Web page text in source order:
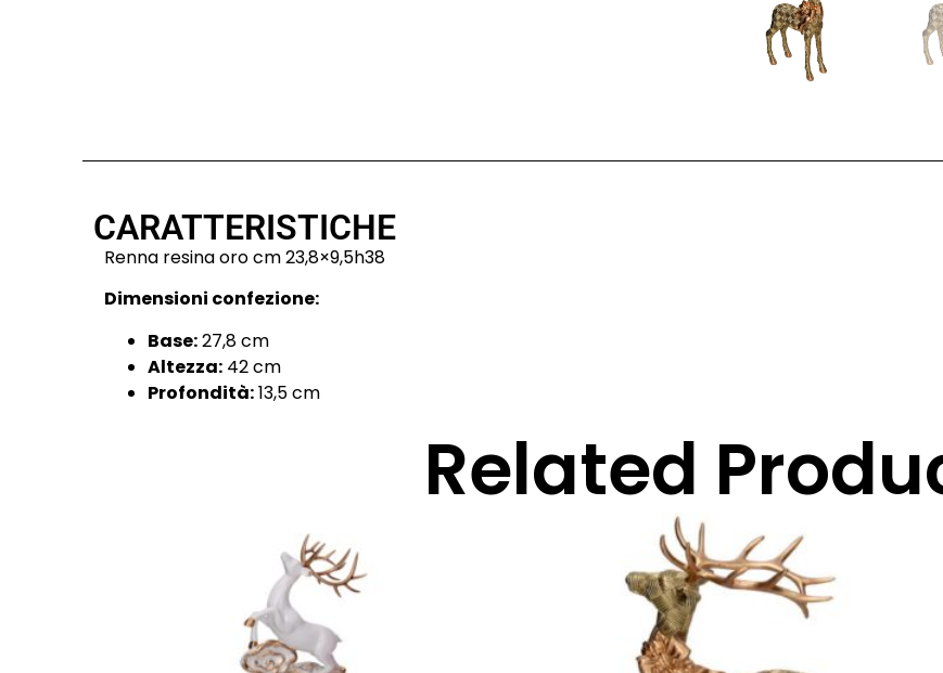
CARATTERISTICHE
Renna resina oro cm 23,8×9,5h38
Dimensioni confezione:
Base:27,8 cm
Altezza: 42 cm
Profondità:13,5 cm
Related